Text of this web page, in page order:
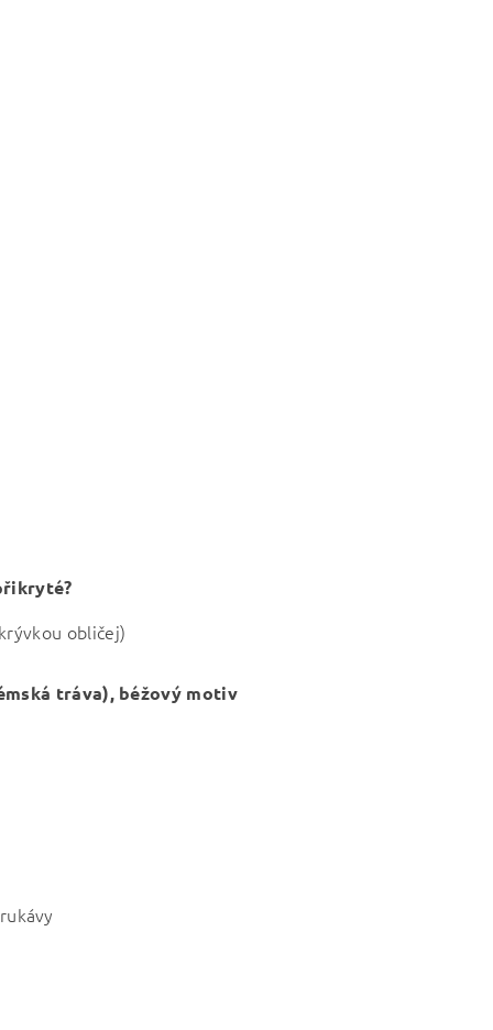
obličej)
tráva), béžový motiv